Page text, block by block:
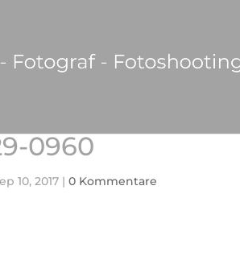
0960
10, 2017 | 0 Kommentare